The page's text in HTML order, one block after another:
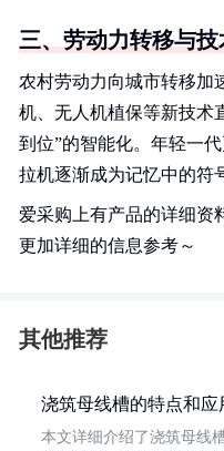
三、劳动力转移与技
农村劳动力向城市转移加
机、无人机植保等新技术
到位”的智能化。年轻一
拉机逐渐成为记忆中的符
爱采购上有产品的详细资
更加详细的信息参考～
其他推荐
浇筑母线槽的特点和应
本文详细介绍了浇筑母线